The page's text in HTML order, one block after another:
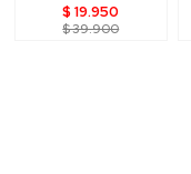
$ 19.950
$ 39.900